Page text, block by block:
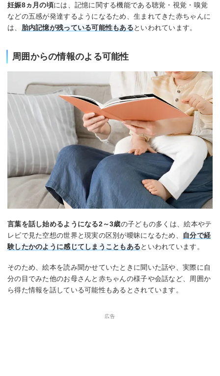
妊娠8ヵ月の頃には、記憶に関する機能である聴覚・視覚・嗅覚
などの五感が発達するようになるため、生まれてきた赤ちゃんに
は、 胎内記憶が残っている可能性もあるといわれています。
周囲からの情報のよる可能性
言葉を話し始めるようになる2～3歳の子どもの多くは、絵本やテ
レビで見た空想の世界と現実の区別が曖昧になるため、
自分で経
験したかのように感じてしまうこともあるといわれています。
そのため、絵本を読み聞かせていたときに聞いた話や、実際に自
分の目でみた他のお母さんと赤ちゃんの様子や会話など、周囲か
ら得た情報を話している可能性もあるとされています。
広告